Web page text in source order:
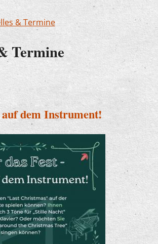
& Termine
Termine
dem Instrument!